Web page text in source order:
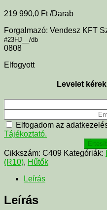
219 990,0 Ft /Darab
Forgalmazó: Vendesz KFT
#23HJ__/db
0808
Elfogyott
Levelet
Elfogadom az
Tájékoztató.
Cikkszám: C409 Kategóriák:
(R10), Hűtők
Leírás
Leírás